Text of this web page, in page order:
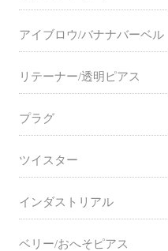
アイブロウ/バナナバーベル
リテーナー/透明ピアス
プラグ
ツイスター
インダストリアル
ベリー/おへそピアス